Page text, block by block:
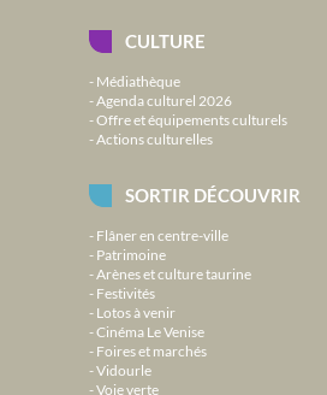
CULTURE
Médiathèque
Agenda culturel 2026
Offre et équipements culturels
Actions culturelles
SORTIR DÉCOUVRIR
Flâner en centre-ville
Patrimoine
Arènes et culture taurine
Festivités
Lotos à venir
Cinéma Le Venise
Foires et marchés
Vidourle
Voie verte